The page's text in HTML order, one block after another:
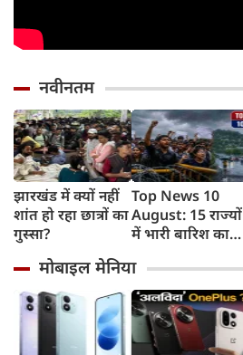
नवीनतम
झारखंड में क्यों नहीं
शांत हो रहा छात्रों का
गुस्सा?
Top News 10
August: 15 राज्यों
में भारी बारिश का
आज छात्रों का
विधानसभा मार्च
मोबाइल मेनिया